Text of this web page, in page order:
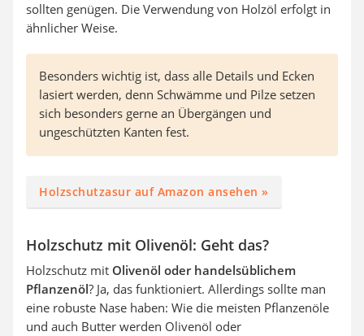
sollten genügen. Die Verwendung von Holzöl erfolgt in
ähnlicher Weise.
Besonders wichtig ist, dass alle Details und Ecken
lasiert werden, denn Schwämme und Pilze setzen
sich besonders gerne an Übergängen und
ungeschützten Kanten fest.
Holzschutzasur auf Amazon ansehen »
Holzschutz mit Olivenöl: Geht das?
Holzschutz mit Olivenöl oder handelsüblichem
Pflanzenöl? Ja, das funktioniert. Allerdings sollte man
eine robuste Nase haben: Wie die meisten Pflanzenöle
und auch Butter werden Olivenöl oder